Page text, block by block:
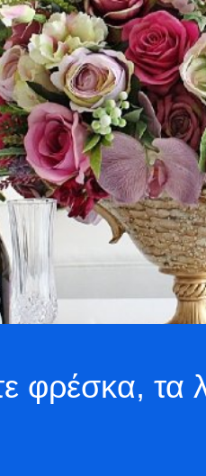
φρέσκα, τα